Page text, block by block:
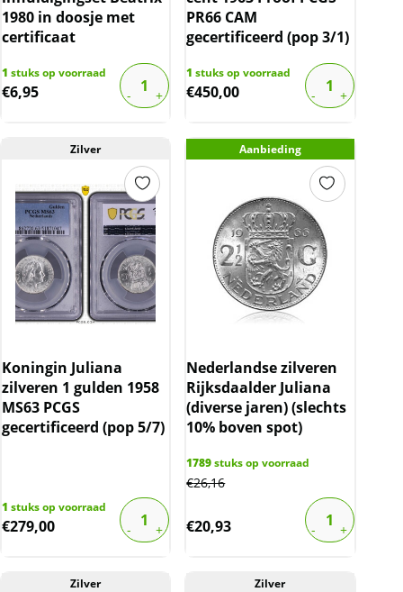
1980 in doosje met
certificaat
1 stuks op voorraad
€6,95
PR66 CAM
gecertificeerd (pop 3/1)
1 stuks op voorraad
€450,00
Zilver
Koningin Juliana
zilveren 1 gulden 1958
MS63 PCGS
gecertificeerd (pop 5/7)
1 stuks op voorraad
€279,00
Aanbieding
Nederlandse zilveren
Rijksdaalder Juliana
(diverse jaren) (slechts
10% boven spot)
1789stuks op voorraad
€26,16
€20,93
Zilver Zilver